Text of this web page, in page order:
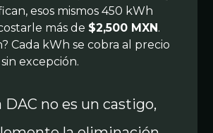
esos mismos 450 kWh
más de $2,500 MXN.
Cada kWh se cobra al precio
excepción.
DAC no es un castigo,